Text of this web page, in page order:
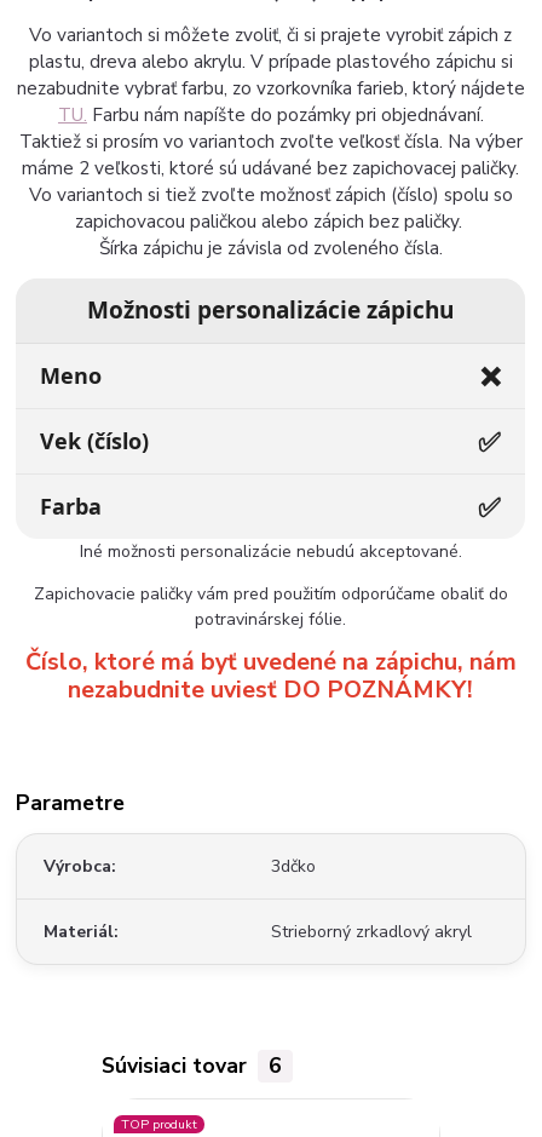
Vo variantoch si môžete zvoliť, či si prajete vyrobiť zápich z
plastu, dreva alebo akrylu. V prípade plastového zápichu si
nezabudnite vybrať farbu, zo vzorkovníka farieb, ktorý nájdete
TU. Farbu nám napíšte do pozámky pri objednávaní.
Taktiež si prosím vo variantoch zvoľte veľkosť čísla. Na výber
máme 2 veľkosti, ktoré sú udávané bez zapichovacej paličky.
Vo variantoch si tiež zvoľte možnosť zápich (číslo) spolu so
zapichovacou paličkou alebo zápich bez paličky.
Šírka zápichu je závisla od zvoleného čísla.
Možnosti personalizácie zápichu
Meno ❌
Vek (číslo) ✅
Farba ✅
Iné možnosti personalizácie nebudú akceptované.
Zapichovacie paličky vám pred použitím odporúčame obaliť do
potravinárskej fólie.
Číslo, ktoré má byť uvedené na zápichu, nám
nezabudnite uviesť DO POZNÁMKY!
Parametre
Výrobca 3dčko
Materiál Strieborný zrkadlový akryl
Súvisiaci tovar 6
TOP produkt